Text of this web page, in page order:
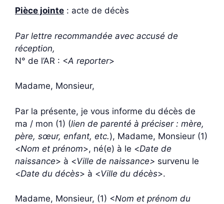
Pièce jointe : acte de décès
Par lettre recommandée avec accusé de
réception,
N° de l’AR : <A reporter>
Madame, Monsieur,
Par la présente, je vous informe du décès de
ma / mon (1) (lien de parenté à préciser : mère,
père, sœur, enfant, etc.), Madame, Monsieur (1)
<Nom et prénom>, né(e) à le <Date de
naissance> à <Ville de naissance> survenu le
<Date du décès> à <Ville du décès>.
Madame, Monsieur, (1) <Nom et prénom du